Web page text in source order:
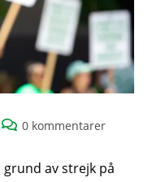
0 kommentarer
av strejk på